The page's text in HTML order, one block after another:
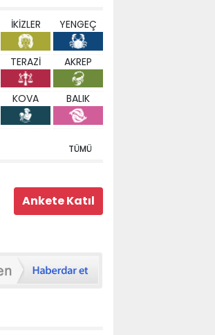
İKİZLER YENGEÇ
TERAZİ AKREP
KOVA BALIK
TÜMÜ